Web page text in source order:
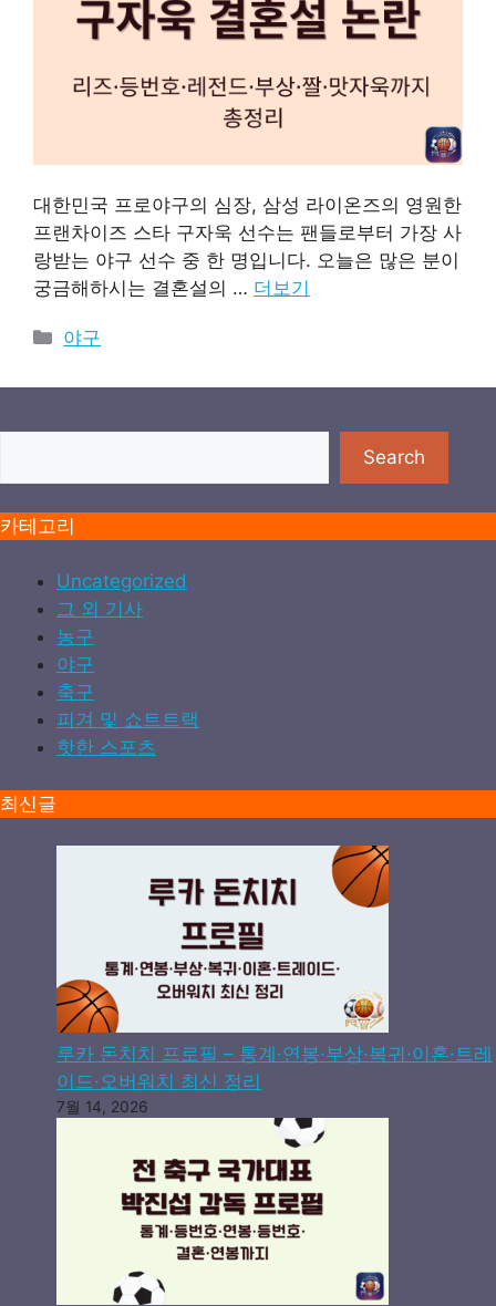
대한민국 프로야구의 심장, 삼성 라이온즈의 영원한
프랜차이즈 스타 구자욱 선수는 팬들로부터 가장 사
랑받는 야구 선수 중 한 명입니다. 오늘은 많은 분이
궁금해하시는 결혼설의 … 더보기
카
고
야구
Search
카테고리
Uncategorized
그 외 기사
농구
야구
축구
피겨 및 쇼트트랙
핫한 스포츠
최신글
루카 돈치치 프로필 – 통계·연봉·부상·복귀·이혼·트레
이드·오버워치 최신 정리
7월 14, 2026